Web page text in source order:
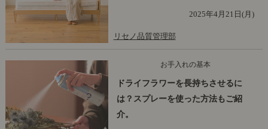
2025年4月21日(月)
リセノ品質管理部
お手入れの基本
ドライフラワーを長持ちさせるに
は？スプレーを使った方法もご紹
介。